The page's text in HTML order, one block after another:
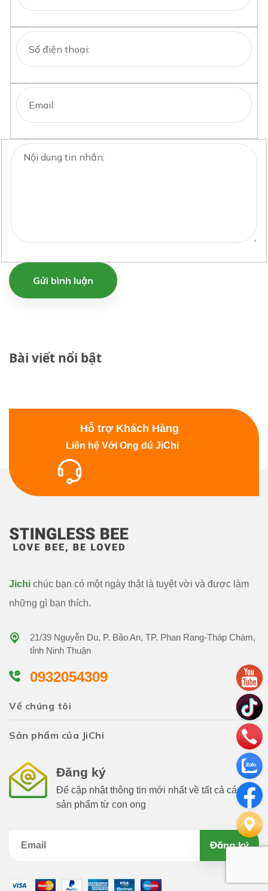
Gửi bình luận
Bài viết nổi bật
Hỗ trợ Khách Hàng
Liên hệ Với Ong dú JiChi
Jichi chúc bạn có một ngày thật là tuyệt vời và được làm
những gì bạn thích.
21/39 Nguyễn Du, P. Bảo An, TP. Phan Rang-Tháp Chàm,
tỉnh Ninh Thuận
0932054309
Về chúng tôi
Sản phẩm của JiChi
Đăng ký
Để cập nhật thông tin mới nhất về tất cả các
sản phẩm từ con ong
Đăng ký